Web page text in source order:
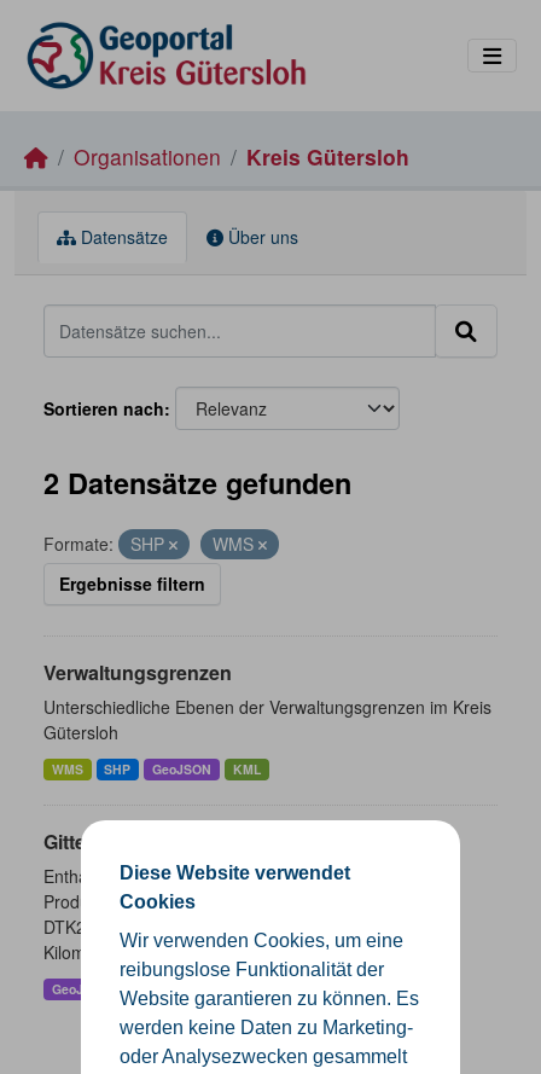
Diese Website verwendet
Cookies
Wir verwenden Cookies, um eine
reibungslose Funktionalität der
Website garantieren zu können. Es
werden keine Daten zu Marketing-
oder Analysezwecken gesammelt
Organisationen Kreis Gütersloh
Datensätze Über uns
Sortieren nach
2 Datensätze gefunden
Formate: SHP
WMS
Ergebnisse filtern
Verwaltungsgrenzen
Unterschiedliche Ebenen der Verwaltungsgrenzen im Kreis
Gütersloh
WMS SHP GeoJSON KML
Gitternetze
Enthalten sind die Gitternetze/ Blattschnitte folgender
Produkte: - DTK100 - DTK50 - TK25 (Meßtischblatt) -
DTK25 - DOP10 - DGK5 Höhenfolie - DGK5 (GK3) -
Kilometerquadrat (GK3)...
GeoJSON SHP